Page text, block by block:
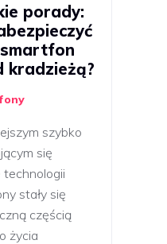
porady:
kradzieżą?
szybko
się
technologii
stały się
częścią
życia